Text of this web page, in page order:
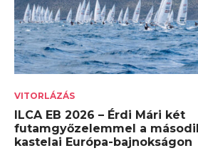
VITORLÁZÁS
ILCA EB 2026 – Érdi Mári két
futamgyőzelemmel a
kastelai Európa-bajnokságon